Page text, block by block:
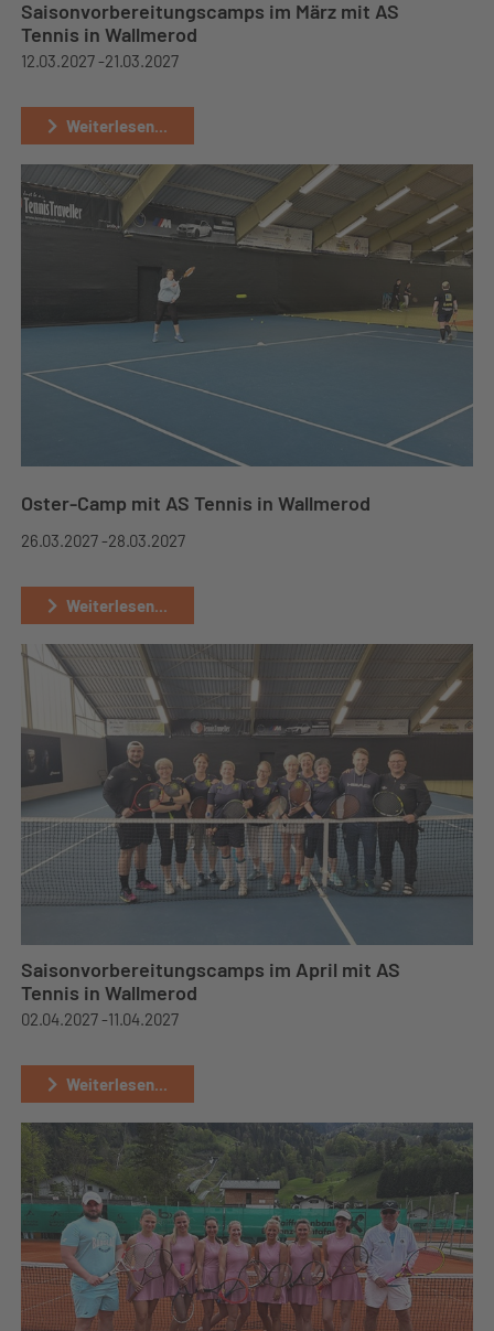
Saisonvorbereitungscamps im März mit AS
Tennis in Wallmerod
12.03.2027 -21.03.2027
Weiterlesen...
Oster-Camp mit AS Tennis in Wallmerod
26.03.2027 -28.03.2027
Weiterlesen...
Saisonvorbereitungscamps im April mit AS
Tennis in Wallmerod
02.04.2027 -11.04.2027
Weiterlesen...